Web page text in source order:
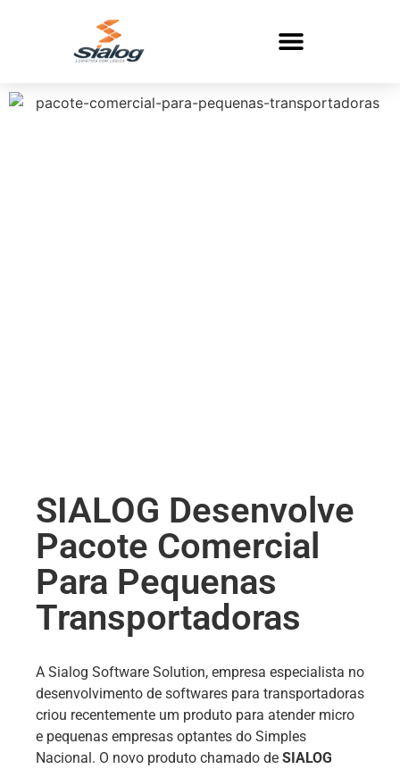
SIALOG Desenvolve
Pacote Comercial
Para Pequenas
Transportadoras
A Sialog Software Solution, empresa especialista no
desenvolvimento de softwares para transportadoras
criou recentemente um produto para atender micro
e pequenas empresas optantes do Simples
Nacional. O novo produto chamado de SIALOG